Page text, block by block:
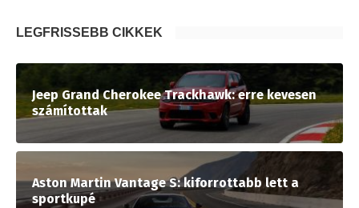
LEGFRISSEBB CIKKEK
Jeep Grand Cherokee Trackhawk: erre kevesen
számítottak
Aston Martin Vantage S: kiforrottabb lett a
sportkupé